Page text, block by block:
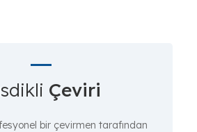
Çeviri
bir çevirmen tarafından